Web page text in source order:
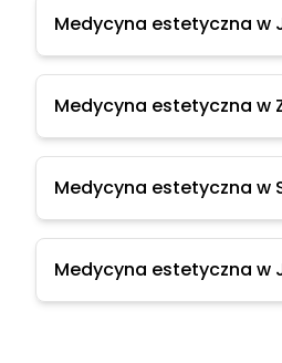
Medycyna estetyczna w
Medycyna estetyczna w
Medycyna estetyczna w
Medycyna estetyczna w